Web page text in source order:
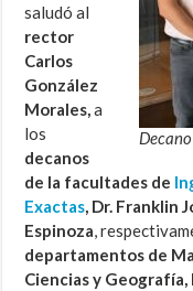
saludó al
rector
Carlos
González
Morales,a
los
decanos
de la facultades de
Exactas, Dr. Franklin
Espinoza,
departamentos de
Ciencias y Geografía,